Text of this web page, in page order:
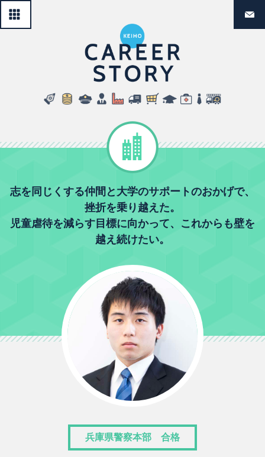
経法生の
志を同じくする仲間と大学のサポートのおかげで、
挫折を乗り越えた。
児童虐待を減らす目標に向かって、これからも壁を
越え続けたい。
兵庫県警察本部 合格